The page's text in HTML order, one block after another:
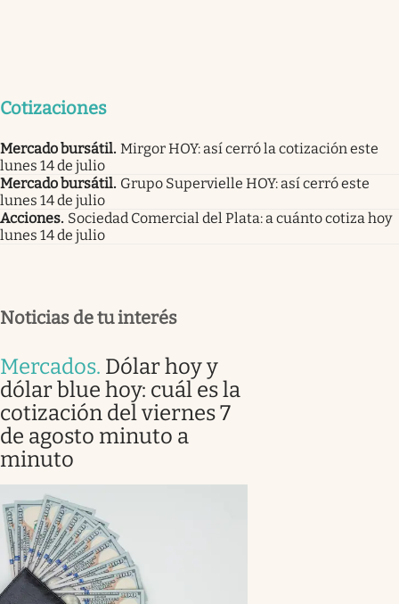
Cotizaciones
Mercado bursátil. Mirgor HOY: así cerró la cotización este
lunes 14 de julio
Mercado bursátil. Grupo Supervielle HOY: así cerró este
lunes 14 de julio
Acciones. Sociedad Comercial del Plata: a cuánto cotiza hoy
lunes 14 de julio
Noticias de tu interés
Mercados. Dólar hoy y
dólar blue hoy: cuál es la
cotización del viernes 7
de agosto minuto a
minuto